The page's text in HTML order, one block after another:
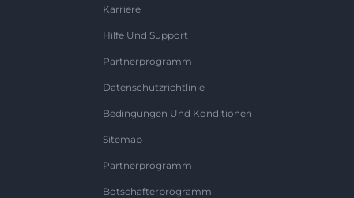
Karriere
Hilfe Und Support
Partnerprogramm
Datenschutzrichtlinie
Bedingungen Und Konditionen
Sitemap
Partnerprogramm
Botschafterprogramm